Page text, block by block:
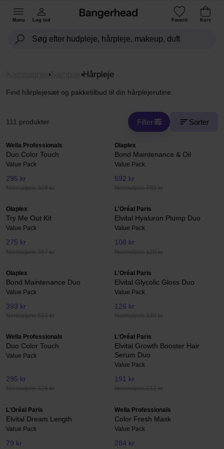
Menu Log ind Favorit Kurv
Sampak Hårpleje
Find hårplejesæt og pakketilbud til din hårplejerutine.
111 produkter Filter Sorter
Wella Professionals
Duo Color Touch
Value Pack
295 kr
Normalpris 328 kr
Olaplex
Bond Maintenance & Oil
Value Pack
592 kr
Normalpris 789 kr
Olaplex
Try Me Out Kit
Value Pack
275 kr
Normalpris 367 kr
L'Oréal Paris
Elvital Hyaluron Plump Duo
Value Pack
108 kr
Normalpris 120 kr
Olaplex
Bond Maintenance Duo
Value Pack
393 kr
Normalpris 524 kr
L'Oréal Paris
Elvital Glycolic Gloss Duo
Value Pack
126 kr
Normalpris 140 kr
Wella Professionals
Duo Color Touch
Value Pack
295 kr
Normalpris 328 kr
L'Oréal Paris
Elvital Growth Booster Hair
Serum Duo
Value Pack
191 kr
Normalpris 212 kr
L'Oréal Paris
Elvital Dream Length
Value Pack
79 kr
Wella Professionals
Color Fresh Mask
Value Pack
284 kr